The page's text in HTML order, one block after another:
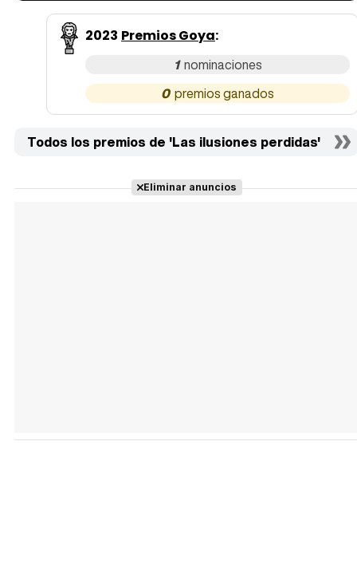
2023 Premios Goya:
1
0
Todos los premios de 'Las ilusiones perdidas'
Eliminar anuncios